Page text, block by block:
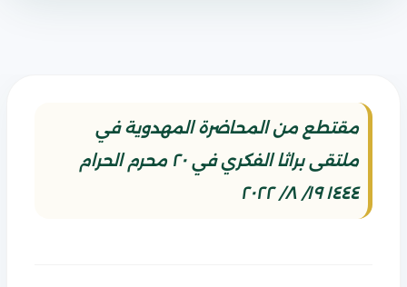
مقتطع من المحاضرة المهدوية في
ملتقى براثا الفكري في ٢٠ محرم الحرام
١٤٤٤ ١٩/ ٨/ ٢٠٢٢